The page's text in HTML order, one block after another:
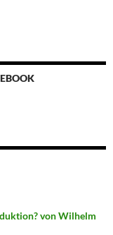
von Wilhelm